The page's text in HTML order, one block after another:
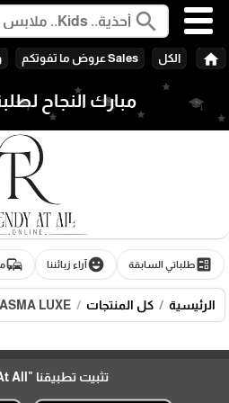
search
home الكل Sales عروض ما تفوتكم
مبارك النجاح
ballotطلباتي السابقة emoji_emotionsآراء زبائننا commute
الرئيسية كل المنتجات ASMA LUXE
تثبيت تطبيقنا "Trendy At All"